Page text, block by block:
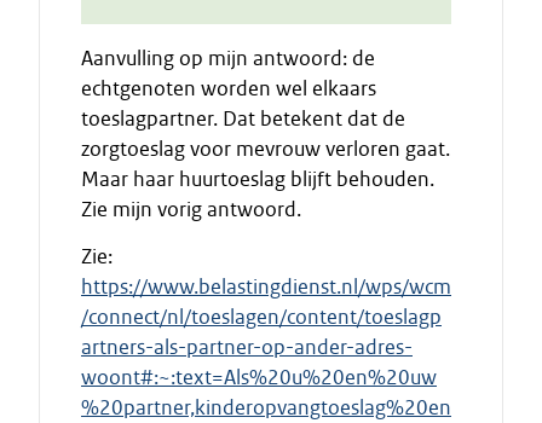
Aanvulling op mijn antwoord: de
echtgenoten worden wel elkaars
toeslagpartner. Dat betekent dat de
zorgtoeslag voor mevrouw verloren gaat.
Maar haar huurtoeslag blijft behouden.
Zie mijn vorig antwoord.
Zie:
https://www.belastingdienst.nl/wps/wcm
/connect/nl/toeslagen/content/toeslagp
artners-als-partner-op-ander-adres-
woont#:~:text=Als%20u%20en%20uw
%20partner,kinderopvangtoeslag%20en